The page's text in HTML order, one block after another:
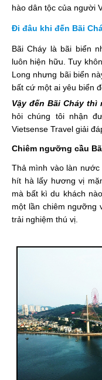
hào dân tộc của người
Đi đâu khi đến Bãi
Bãi Cháy là bãi biển
luôn hiện hữu. Tuy
Long nhưng bãi biển
bất cứ một ai yêu biển
Vậy đến Bãi Cháy
hỏi chúng tôi nhận
Vietsense Travel giải
Chiêm ngưỡng cầu
Thả mình vào làn nước
hít hà lấy hương vị
mà bất kì du khách
một lần chiêm ngưỡng
trải nghiệm thú vị.